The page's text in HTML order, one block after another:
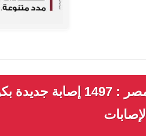
مصر : 1497 إصابة
الإصابات